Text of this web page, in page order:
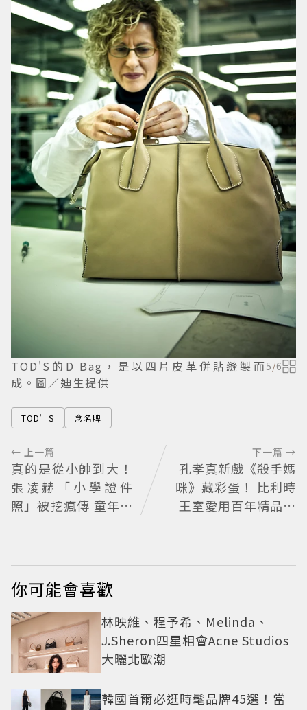
TOD'S的D Bag，是以四片皮革併貼縫製而
成。圖／迪生提供
5/6
TOD’S 念名牌
← 上一篇
真的是從小帥到大！
張凌赫「小學證件
照」被挖瘋傳 童年到
大
下一篇 →
孔孝真新戲《殺手媽
咪》藏彩蛋！ 比利時
王室愛用百年精品也
你可能會喜歡
林映維、程予希、Melinda、
J.Sheron四星相會Acne Studios
大曬北歐潮
韓國首爾必逛時髦品牌45選！當